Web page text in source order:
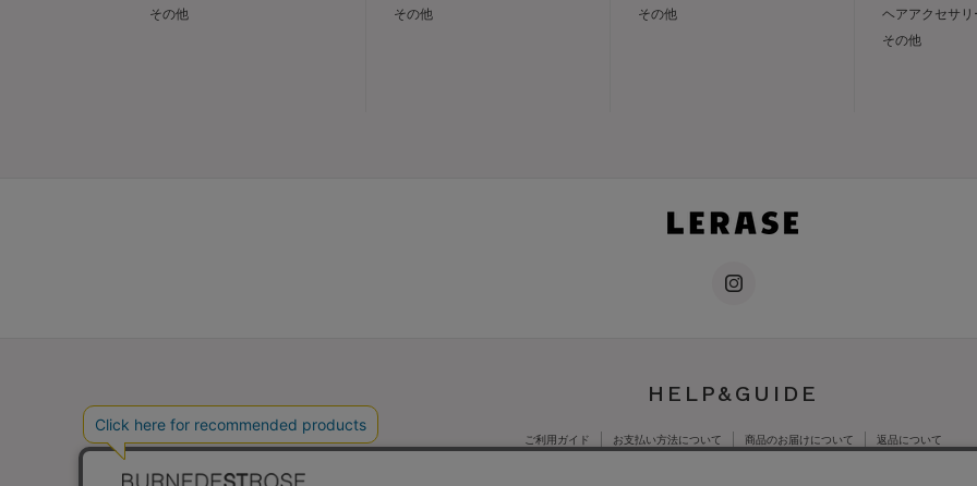
その他
その他
その他
ヘアアクセサリ
その他
HELP&GUIDE
ご利用ガイド お支払い方法について 商品のお届けについて 返品について